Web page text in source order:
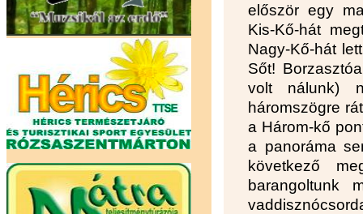
először egy
Kis-Kő-hát
Nagy-Kő-hát
Sőt!
volt nálunk)
háromszögre
a Három-kő
a panoráma
következő
barangoltunk